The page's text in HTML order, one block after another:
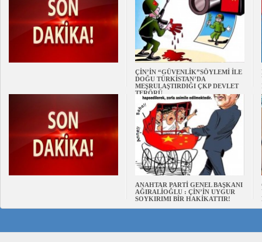
ÇİN’İN “GÜVENLİK”SÖYLEMİ İLE
DOĞU TÜRKİSTAN’DA
MEŞRULAŞTIRDIĞI ÇKP DEVLET
TERÖRÜ
ANAHTAR PARTİ GENEL BAŞKANI
AĞIRALİOĞLU : ÇİN’İN UYGUR
SOYKIRIMI BİR HAKİKATTIR!